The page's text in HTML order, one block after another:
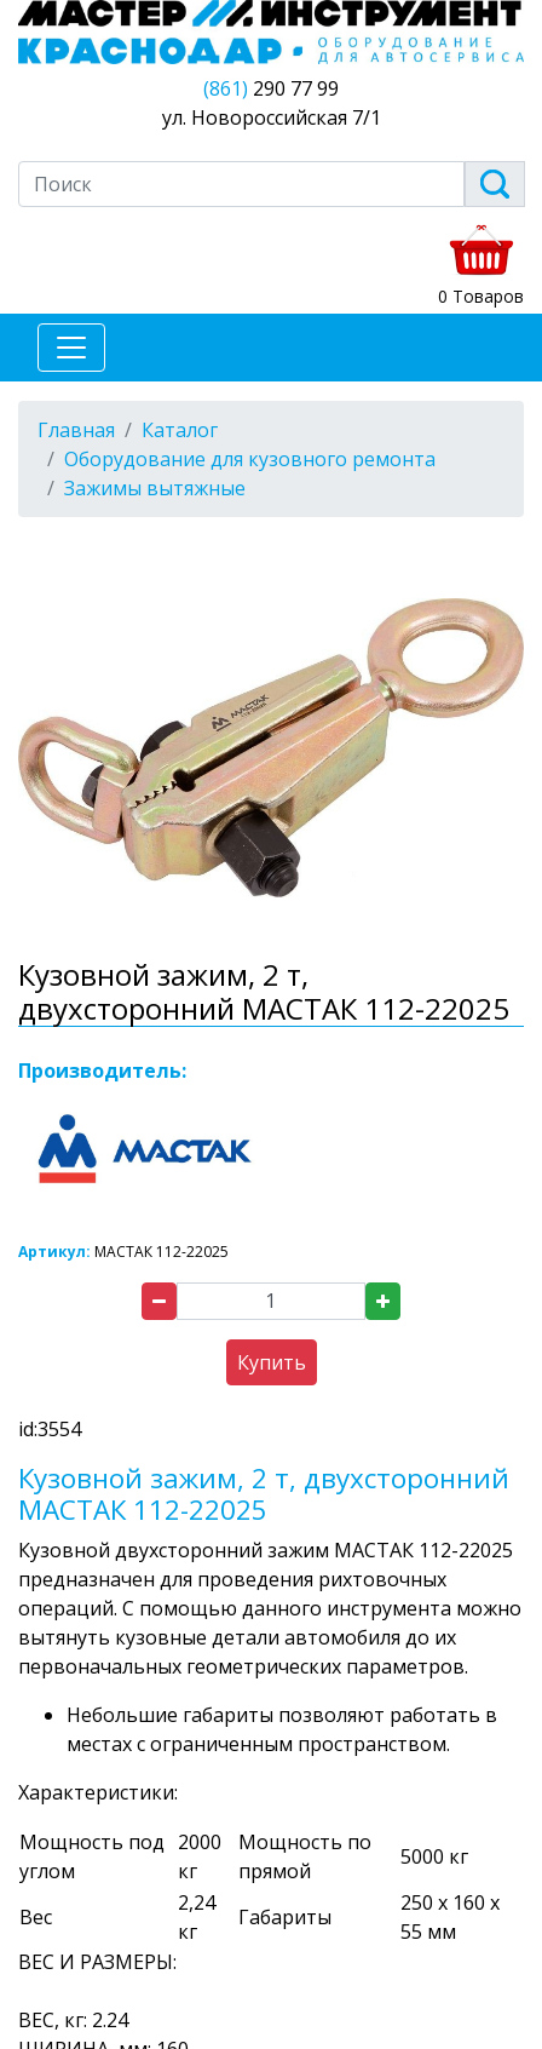
(861) 290 77 99
ул. Новороссийская 7/1
0 Товаров
Главная
Каталог
Оборудование для кузовного ремонта
Зажимы вытяжные
Кузовной зажим, 2 т,
двухсторонний МАСТАК 112-22025
Производитель:
Артикул: МАСТАК 112-22025
Купить
id:3554
Кузовной зажим, 2 т, двухсторонний
МАСТАК 112-22025
Кузовной двухсторонний зажим МАСТАК 112-22025
предназначен для проведения рихтовочных
операций. С помощью данного инструмента можно
вытянуть кузовные детали автомобиля до их
первоначальных геометрических параметров.
Небольшие габариты позволяют работать в
местах с ограниченным пространством.
Характеристики:
Мощность под
углом
2000
кг
Мощность по
прямой
5000 кг
Вес
2,24
кг
Габариты
250 x 160 x
55 мм
ВЕС И РАЗМЕРЫ:
ВЕС, кг: 2.24